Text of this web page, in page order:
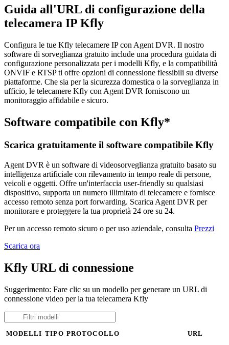
Guida all'URL di configurazione della
telecamera IP Kfly
Configura le tue Kfly telecamere IP con Agent DVR. Il nostro
software di sorveglianza gratuito include una procedura guidata di
configurazione personalizzata per i modelli Kfly, e la compatibilità
ONVIF e RTSP ti offre opzioni di connessione flessibili su diverse
piattaforme. Che sia per la sicurezza domestica o la sorveglianza in
ufficio, le telecamere Kfly con Agent DVR forniscono un
monitoraggio affidabile e sicuro.
Software compatibile con Kfly*
Scarica gratuitamente il software compatibile Kfly
Agent DVR è un software di videosorveglianza gratuito basato su
intelligenza artificiale con rilevamento in tempo reale di persone,
veicoli e oggetti. Offre un'interfaccia user-friendly su qualsiasi
dispositivo, supporta un numero illimitato di telecamere e fornisce
accesso remoto senza port forwarding. Scarica Agent DVR per
monitorare e proteggere la tua proprietà 24 ore su 24.
Per un accesso remoto sicuro o per uso aziendale, consulta Prezzi
Scarica ora
Kfly URL di connessione
Suggerimento: Fare clic su un modello per generare un URL di
connessione video per la tua telecamera Kfly
MODELLI TIPO PROTOCOLLO URL